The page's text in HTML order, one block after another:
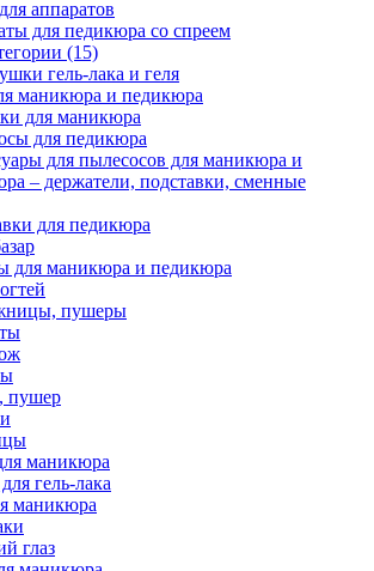
аппаратов
для педикюра со спреем
(15)
гель-лака и геля
маникюра и педикюра
для маникюра
для педикюра
для пылесосов для маникюра и
– держатели, подставки, сменные
для педикюра
для маникюра и педикюра
пушеры
пушер
маникюра
гель-лака
маникюра
глаз